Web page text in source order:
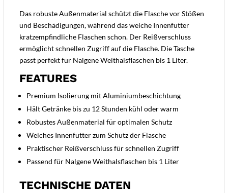
Das robuste Außenmaterial schützt die Flasche vor Stößen
und Beschädigungen, während das weiche Innenfutter
kratzempfindliche Flaschen schon. Der Reißverschluss
ermöglicht schnellen Zugriff auf die Flasche. Die Tasche
passt perfekt für Nalgene Weithalsflaschen bis 1 Liter.
FEATURES
Premium Isolierung mit Aluminiumbeschichtung
Hält Getränke bis zu 12 Stunden kühl oder warm
Robustes Außenmaterial für optimalen Schutz
Weiches Innenfutter zum Schutz der Flasche
Praktischer Reißverschluss für schnellen Zugriff
Passend für Nalgene Weithalsflaschen bis 1 Liter
TECHNISCHE DATEN